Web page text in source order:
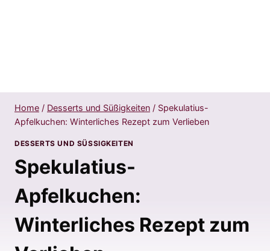
Home / Desserts und Süßigkeiten / Spekulatius-
Apfelkuchen: Winterliches Rezept zum Verlieben
DESSERTS UND SÜSSIGKEITEN
Spekulatius-
Apfelkuchen:
Winterliches Rezept zum